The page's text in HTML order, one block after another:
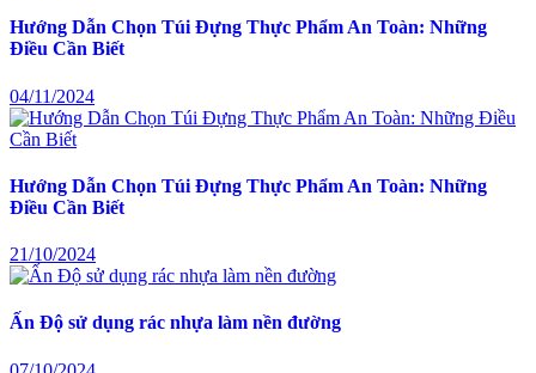
Hướng Dẫn Chọn Túi Đựng Thực Phẩm An Toàn: Những
Điều Cần Biết
04/11/2024
Hướng Dẫn Chọn Túi Đựng Thực Phẩm An Toàn: Những
Điều Cần Biết
21/10/2024
Ấn Độ sử dụng rác nhựa làm nền đường